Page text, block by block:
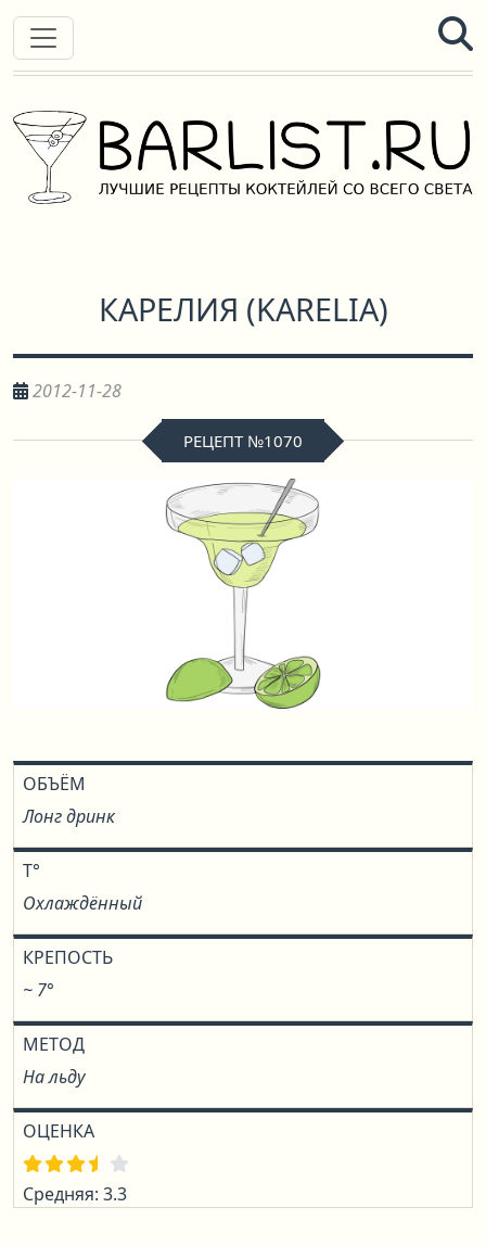
КАРЕЛИЯ (KARELIA)
2012-11-28
РЕЦЕПТ №1070
ОБЪЁМ
Лонг дринк
T°
Охлаждённый
КРЕПОСТЬ
~ 7°
МЕТОД
На льду
ОЦЕНКА
Средняя: 3.3